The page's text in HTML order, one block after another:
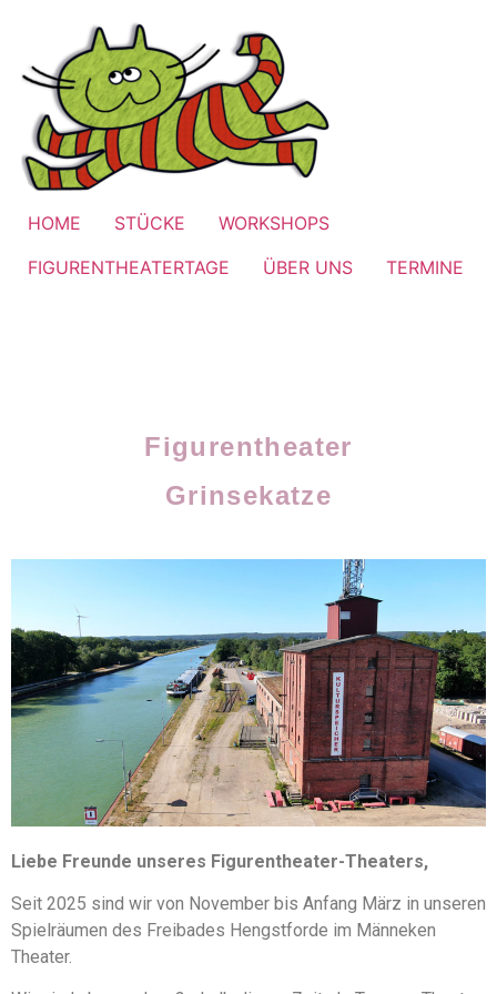
HOME STÜCKE
WORKSHOPS
FIGURENTHEATERTAGE
ÜBER UNS TERMINE
Figurentheater
Grinsekatze
Liebe Freunde unseres Figurentheater-Theaters,
Seit 2025 sind wir von November bis Anfang März in unseren
Spielräumen des Freibades Hengstforde im Männeken
Theater.